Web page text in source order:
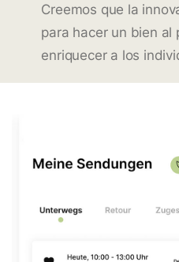
Creemos que la
para hacer un bien al
enriquecer a los